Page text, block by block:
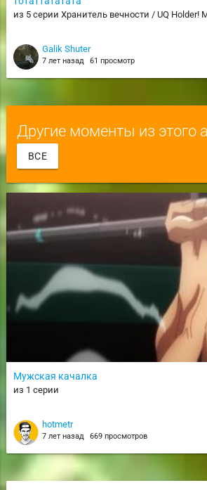
из 5 серии Хранитель вечности / UQ Holder!
Galik Shuter
7 лет назад 61 просмотр
Другие моменты из этого
ВСЕ
Мужская качалка
из 1 серии
hotmetr
7 лет назад 669 просмотров